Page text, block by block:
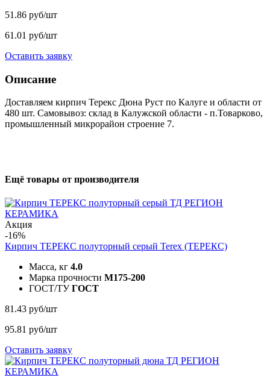
51.86 руб/шт
61.01 руб/шт
Оставить заявку
Описание
Доставляем кирпич Терекс Дюна Руст по Калуге и области от
480 шт. Самовывоз: склад в Калужской области - п.Товарково,
промышленный микрорайон строение 7.
Ещё товары от производителя
Акция
-16%
Кирпич ТЕРЕКС полуторный серый Terex (ТЕРЕКС)
Масса, кг 4.0
Марка прочности M175-200
ГОСТ/ТУ ГОСТ
81.43 руб/шт
95.81 руб/шт
Оставить заявку